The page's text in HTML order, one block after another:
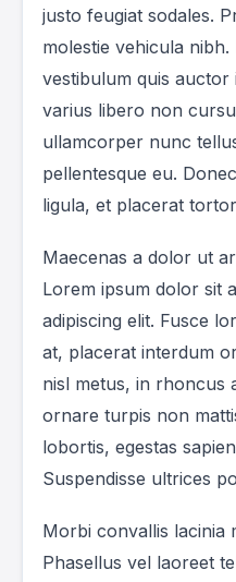
justo feugiat sodales.
molestie vehicula
vestibulum quis auctor
varius libero non
ullamcorper nunc
pellentesque eu.
ligula, et placerat
Maecenas a dolor ut
Lorem ipsum dolor sit
adipiscing elit. Fusce
at, placerat interdum
nisl metus, in rhoncus
ornare turpis non
lobortis, egestas
Suspendisse ultrices
Morbi convallis lacinia
Phasellus vel laoreet